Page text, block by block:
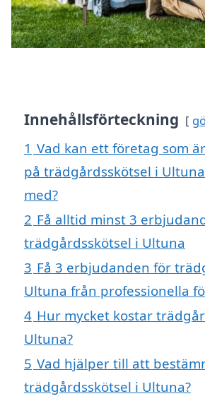
Innehållsförteckning
1 Vad kan ett företag som
på trädgårdsskötsel i
med?
2 Få alltid minst 3
trädgårdsskötsel i Ultuna
3 Få 3 erbjudanden för
Ultuna från professionella
4 Hur mycket kostar
Ultuna?
5 Vad hjälper till att
trädgårdsskötsel i Ultuna?